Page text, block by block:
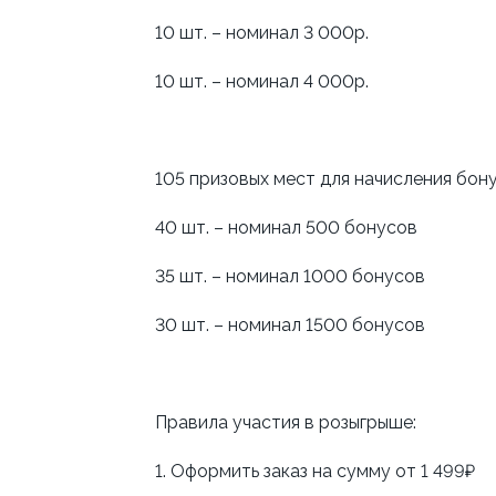
10 шт. – номинал 3 000р.
10 шт. – номинал 4 000р.
105 призовых мест для начисления
40 шт. – номинал 500 бонусов
35 шт. – номинал 1000 бонусов
30 шт. – номинал 1500 бонусов
Правила участия в розыгрыше:
1. Оформить заказ на сумму от 1 499₽